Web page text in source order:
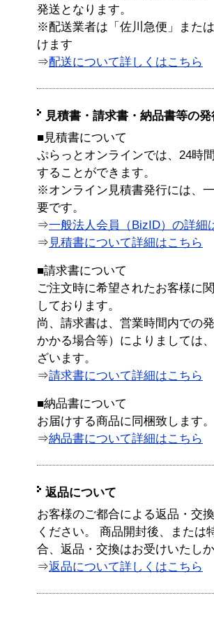
発送となります。
※配送業者は「佐川急便」また
けます
⇒配送について詳しくはこちら
見積書・請求書・納品書等の
■見積書について
ぷらっとオンラインでは、24時
することができます。
※オンライン見積書発行には、
要です。
⇒一般法人会員（BizID）の詳細
⇒ 見積書について詳細はこちら
■請求書について
ご注文時に希望されたお客様に
しております。
尚、請求書は、営業時間内での
かかる場合等）によりましては
ざいます。
⇒請求書について詳細はこちら
■納品書について
お届けする商品に同梱致します。
⇒納品書について詳細はこちら
返品について
お客様のご都合による返品・交
ください。 商品開封後、または
合、返品・交換はお受けいたし
⇒返品について詳しくはこちら